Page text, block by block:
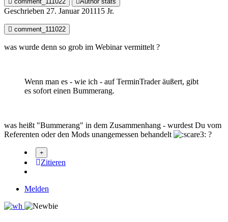
Geschrieben 27. Januar 201115 Jr.
comment_111022
was wurde denn so grob im Webinar vermittelt ?
Wenn man es - wie ich - auf TerminTrader äußert, gibt
es sofort einen Bummerang.
was heißt "Bummerang" in dem Zusammenhang - wurdest Du vom
Referenten oder den Mods unangemessen behandelt
?
Zitieren
Melden